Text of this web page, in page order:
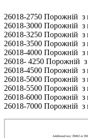
26018-2750 Порожній
26018-3000 Порожній
26018-3250 Порожній
26018-3500 Порожній
26018-4000 Порожній
26018- 4250 Порожній
26018-4500 Порожній
26018-5000 Порожній
26018-5500 Порожній
26018-6000 Порожній
26018-7000 Порожній